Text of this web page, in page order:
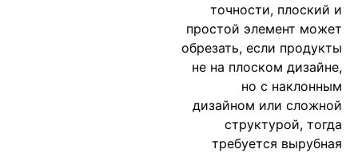
точности, плоский и
простой элемент может
обрезать, если продукты
не на плоском дизайне,
но с наклонным
дизайном или сложной
структурой, тогда
требуется вырубная